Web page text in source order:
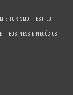
E TURISMO
ESTILO
BUSINESS E NEGÓCIOS